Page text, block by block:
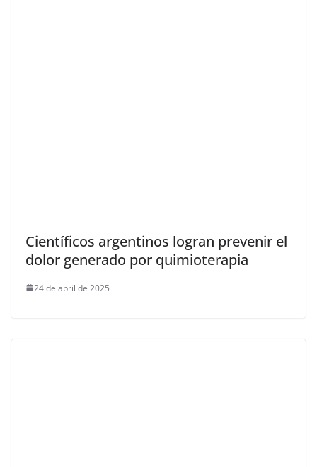
Científicos argentinos logran prevenir el
dolor generado por quimioterapia
24 de abril de 2025